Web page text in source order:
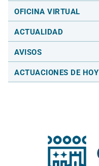
OFICINA VIRTUAL
ACTUALIDAD
AVISOS
ACTUACIONES DE HOY